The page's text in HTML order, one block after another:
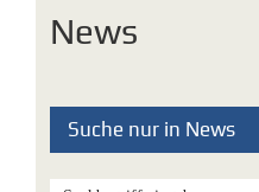
News
Suche nur in News